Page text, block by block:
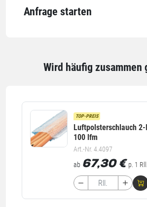
Anfrage starten
Wird häufig zusammen
TOP-PREIS
Luftpolsterschlauch
100 lfm
Art.-Nr. 4.4097
ab 67,30 € p. 1 Rll.